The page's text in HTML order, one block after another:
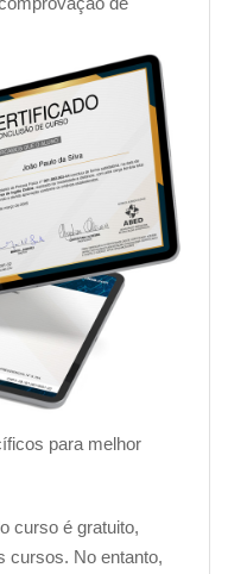
para melhor
curso é gratuito,
cursos. No entanto,